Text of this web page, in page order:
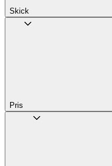
Skick
Pris